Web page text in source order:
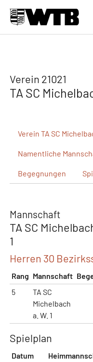
Verein 21021
TA SC
Verein TA SC
Namentliche
Begegnungen
Mannschaft
TA SC
1
Herren 30
Rang Mannschaft
5
TA SC
Michelbach
a. W. 1
Spielplan
Datum